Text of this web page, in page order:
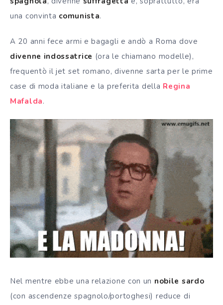
una convinta comunista.
A 20 anni fece armi e bagagli e andò a Roma dove
divenne indossatrice (ora le chiamano modelle),
frequentò il jet set romano, divenne sarta per le prime
case di moda italiane e la preferita della Regina
Mafalda.
Nel mentre ebbe una relazione con un nobile sardo
(con ascendenze spagnolo/portoghesi) reduce di